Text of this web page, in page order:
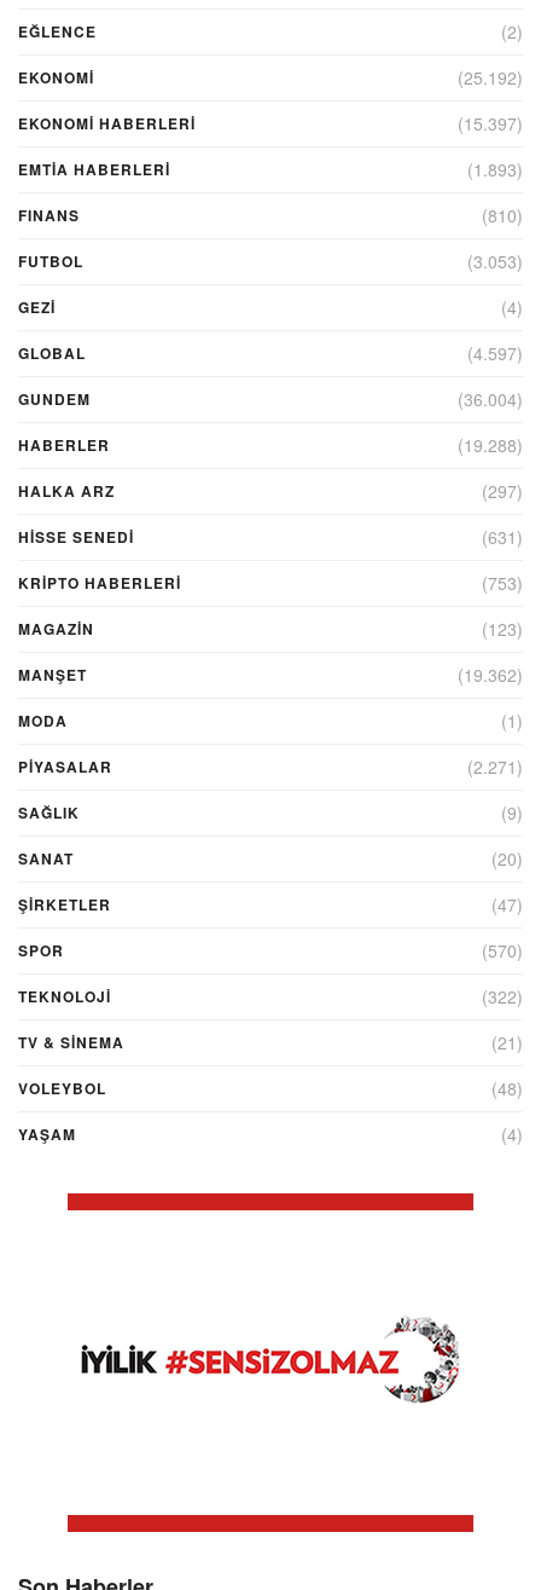
EĞLENCE (2)
EKONOMİ (25.192)
EKONOMI HABERLERI (15.397)
EMTIA HABERLERI (1.893)
FINANS (810)
FUTBOL (3.053)
GEZI (4)
GLOBAL (4.597)
GUNDEM (36.004)
HABERLER (19.288)
HALKA ARZ (297)
HİSSE SENEDİ (631)
KRIPTO HABERLERI (753)
MAGAZİN (123)
MANŞET (19.362)
MODA (1)
PİYASALAR (2.271)
SAĞLIK (9)
SANAT (20)
ŞIRKETLER (47)
SPOR (570)
TEKNOLOJİ (322)
TV & SINEMA (21)
VOLEYBOL (48)
YAŞAM (4)